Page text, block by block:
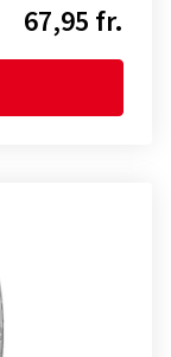
67,95 fr.